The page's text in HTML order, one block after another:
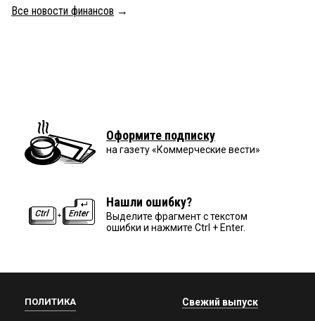
Все новости финансов →
Оформите подписку
на газету «Коммерческие вести»
Нашли ошибку?
Выделите фрагмент с текстом
ошибки и нажмите Ctrl + Enter.
ПОЛИТИКА Свежий выпуск